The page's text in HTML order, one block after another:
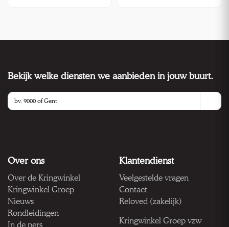
Bekijk welke diensten we aanbieden in jouw buurt.
Over ons
Over de Kringwinkel
Kringwinkel Groep
Nieuws
Rondleidingen
In de pers
Klantendienst
Veelgestelde vragen
Contact
Reloved (zakelijk)
Kringwinkel Groep vzw